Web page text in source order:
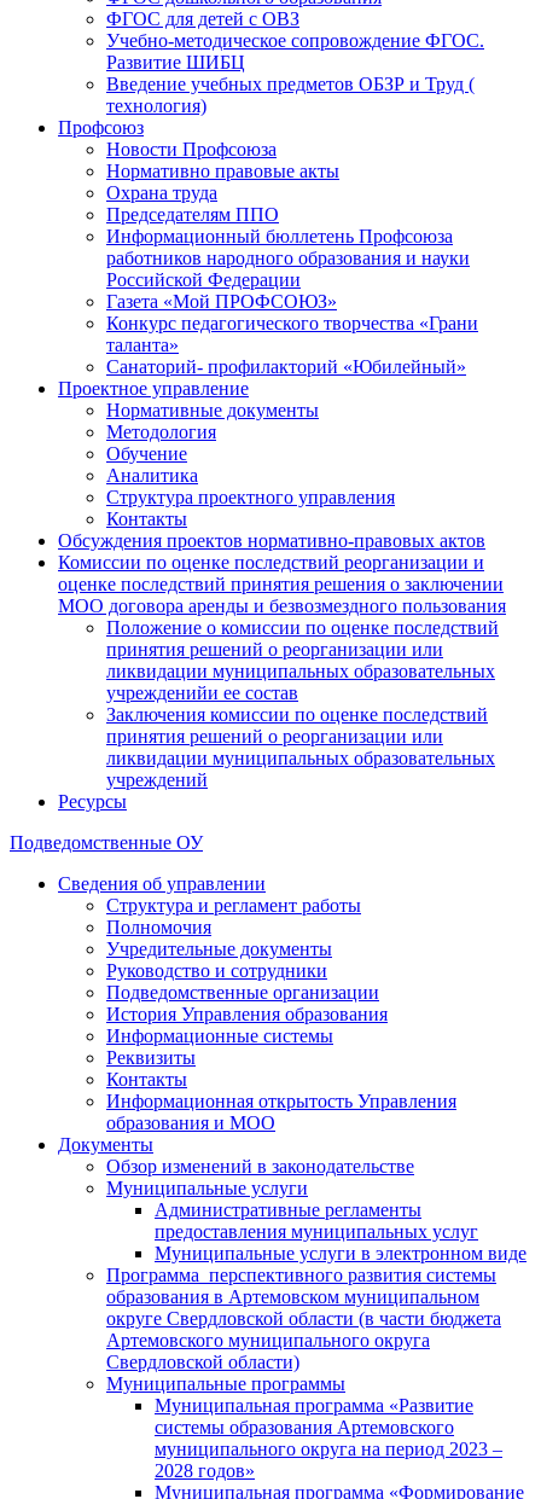
ФГОС для детей с ОВЗ
Учебно-методическое сопровождение ФГОС.
Развитие ШИБЦ
Введение учебных предметов ОБЗР и Труд (
технология)
Профсоюз
Новости Профсоюза
Нормативно правовые акты
Охрана труда
Председателям ППО
Информационный бюллетень Профсоюза
работников народного образования и науки
Российской Федерации
Газета «Мой ПРОФСОЮЗ»
Конкурс педагогического творчества «Грани
таланта»
Санаторий- профилакторий «Юбилейный»
Проектное управление
Нормативные документы
Методология
Обучение
Аналитика
Структура проектного управления
Контакты
Обсуждения проектов нормативно-правовых актов
Комиссии по оценке последствий реорганизации и
оценке последствий принятия решения о заключении
МОО договора аренды и безвозмездного пользования
Положение о комиссии по оценке последствий
принятия решений о реорганизации или
ликвидации муниципальных образовательных
учрежденийи ее состав
Заключения комиссии по оценке последствий
принятия решений о реорганизации или
ликвидации муниципальных образовательных
учреждений
Ресурсы
Подведомственные ОУ
Сведения об управлении
Структура и регламент работы
Полномочия
Учредительные документы
Руководство и сотрудники
Подведомственные организации
История Управления образования
Информационные системы
Реквизиты
Контакты
Информационная открытость Управления
образования и МОО
Документы
Обзор изменений в законодательстве
Муниципальные услуги
Административные регламенты
предоставления муниципальных услуг
Муниципальные услуги в электронном виде
Программа перспективного развития системы
образования в Артемовском муниципальном
округе Свердловской области (в части бюджета
Артемовского муниципального округа
Свердловской области)
Муниципальные программы
Муниципальная программа «Развитие
системы образования Артемовского
муниципального округа на период 2023 –
2028 годов»
Муниципальная программа «Формирование